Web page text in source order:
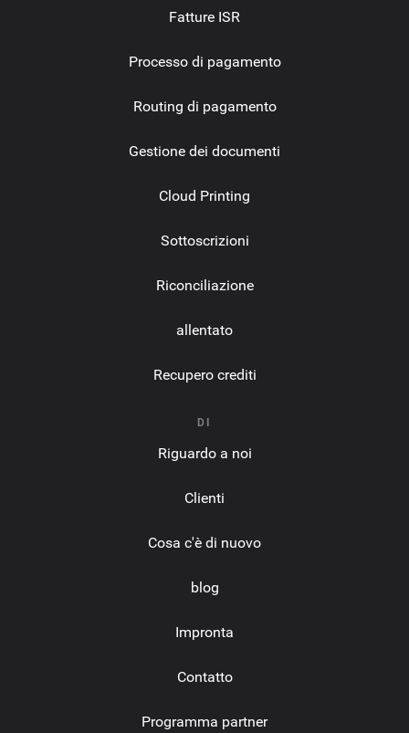
Fatture ISR
Processo di pagamento
Routing di pagamento
Gestione dei documenti
Cloud Printing
Sottoscrizioni
Riconciliazione
allentato
Recupero crediti
DI
Riguardo a noi
Clienti
Cosa c'è di nuovo
blog
Impronta
Contatto
Programma partner